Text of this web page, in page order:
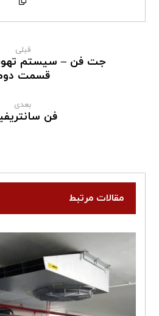
قبلی
جت فن – سیستم
قسمت
بعدی
فن
مقالات مرتبط